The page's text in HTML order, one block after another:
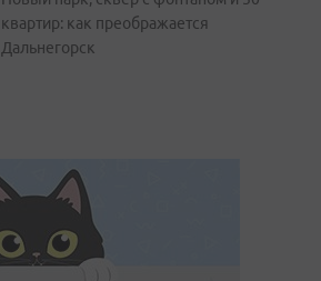
квартир: как преображается
Дальнегорск